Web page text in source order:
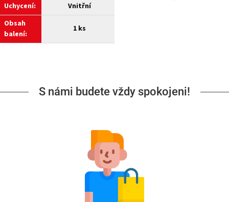
Uchycení:
Vnitřní
Obsah
balení:
1 ks
S námi budete vždy spokojeni!